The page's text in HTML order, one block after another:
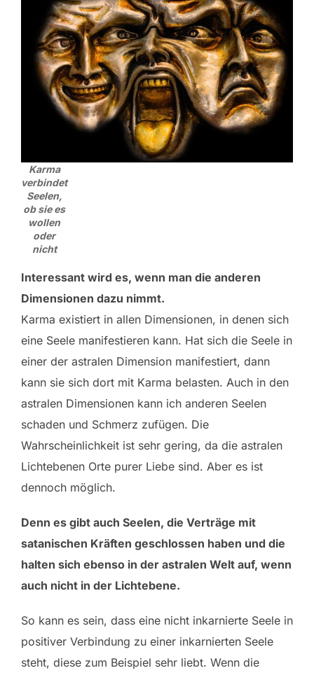
Karma
verbindet
Seelen,
ob sie es
wollen
oder
nicht
Interessant wird es, wenn man die anderen
Dimensionen dazu nimmt.
Karma existiert in allen Dimensionen, in denen sich
eine Seele manifestieren kann. Hat sich die Seele in
einer der astralen Dimension manifestiert, dann
kann sie sich dort mit Karma belasten. Auch in den
astralen Dimensionen kann ich anderen Seelen
schaden und Schmerz zufügen. Die
Wahrscheinlichkeit ist sehr gering, da die astralen
Lichtebenen Orte purer Liebe sind. Aber es ist
dennoch möglich.
Denn es gibt auch Seelen, die Verträge mit
satanischen Kräften geschlossen haben und die
halten sich ebenso in der astralen Welt auf, wenn
auch nicht in der Lichtebene.
So kann es sein, dass eine nicht inkarnierte Seele in
positiver Verbindung zu einer inkarnierten Seele
steht, diese zum Beispiel sehr liebt. Wenn die